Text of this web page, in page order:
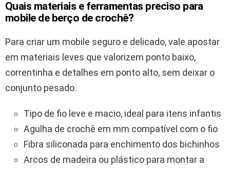
Quais materiais e ferramentas preciso para
mobile de berço de crochê?
Para criar um mobile seguro e delicado, vale apostar
em materiais leves que valorizem ponto baixo,
correntinha e detalhes em ponto alto, sem deixar o
conjunto pesado.
Tipo de fio leve e macio, ideal para itens infantis
Agulha de crochê em mm compatível com o fio
Fibra siliconada para enchimento dos bichinhos
Arcos de madeira ou plástico para montar a